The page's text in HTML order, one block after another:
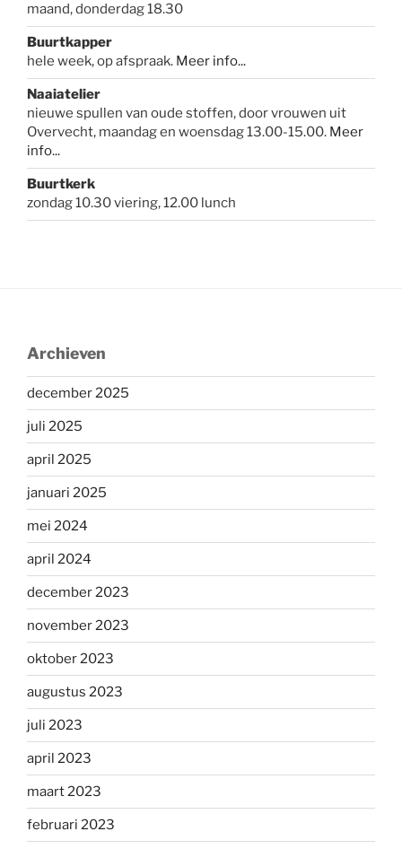
maand, donderdag 18.30
Buurtkapper
hele week, op afspraak. Meer info...
Naaiatelier
nieuwe spullen van oude stoffen, door vrouwen uit
Overvecht, maandag en woensdag 13.00-15.00. Meer
info...
Buurtkerk
zondag 10.30 viering, 12.00 lunch
Archieven
december 2025
juli 2025
april 2025
januari 2025
mei 2024
april 2024
december 2023
november 2023
oktober 2023
augustus 2023
juli 2023
april 2023
maart 2023
februari 2023